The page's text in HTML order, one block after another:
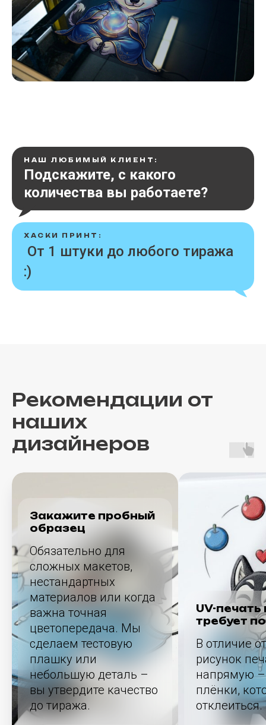
НАШ ЛЮБИМЫЙ КЛИЕНТ:
Подскажите, с какого
количества вы работаете?
ХАСКИ ПРИНТ:
От 1 штуки до любого тиража
:)
Рекомендации от
наших
дизайнеров
Закажите пробный
образец
Обязательно для
сложных макетов,
нестандартных
материалов или когда
важна точная
цветопередача. Мы
сделаем тестовую
плашку или
небольшую деталь –
вы утвердите качество
до тиража.
UV-печать
требует
В отличие
рисунок
напрямую –
плёнки,
отклеиться.